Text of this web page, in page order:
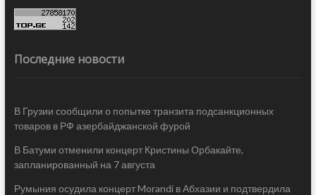
Последние новости
В Грузии сообщили о попытке транзита подсанкционных
товаров в РФ азербайджанской фурой
В Батуми отменили концерт Кристины Орбакайте,
запланированный на 7 августа
Румыния осудила концерт Morandi в Абхазии и подтвердила